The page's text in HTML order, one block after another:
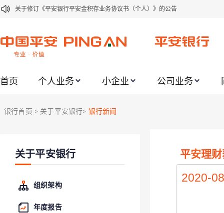
关于修订《平安银行平安金积存业务协议书（个人）》的公告
关于2021年劳动节期间代理贵金属业务风险提示的通知
关于加强代理贵金属业务风险防范的提示
关于进一步加强代理贵金属业务风险防范的提示
关于平安银行电子版信用卡更名为平安银行数字信用卡的公告
首页 个人业务 小企业 公司业务
银行首页 > 关于平安银行> 银行新闻
关于平安银行
组织架构
年度报告
平安理
2020-